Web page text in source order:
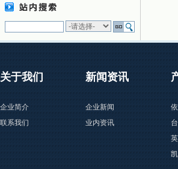
关于我们
企业简介
联系我们
新闻资讯
企业新闻
业内资讯